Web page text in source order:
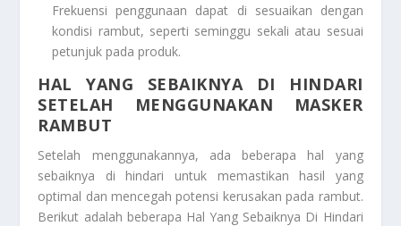
Frekuensi penggunaan dapat di sesuaikan dengan
kondisi rambut, seperti seminggu sekali atau sesuai
petunjuk pada produk.
HAL YANG SEBAIKNYA DI HINDARI
SETELAH MENGGUNAKAN MASKER
RAMBUT
Setelah menggunakannya, ada beberapa hal yang
sebaiknya di hindari untuk memastikan hasil yang
optimal dan mencegah potensi kerusakan pada rambut.
Berikut adalah beberapa Hal Yang Sebaiknya Di Hindari